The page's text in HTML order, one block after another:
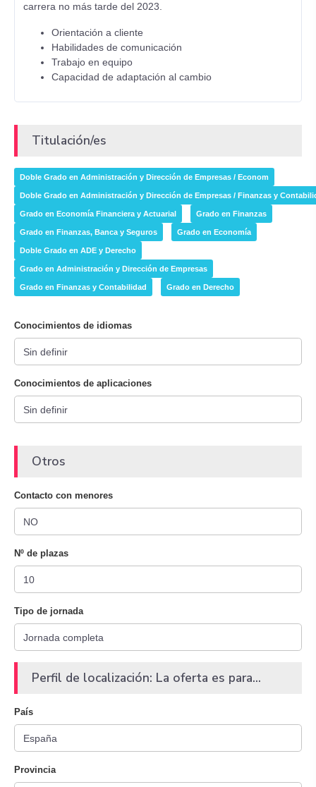
carrera no más tarde del 2023.
Orientación a cliente
Habilidades de comunicación
Trabajo en equipo
Capacidad de adaptación al cambio
Titulación/es
Doble Grado en Administración y Dirección de Empresas / Econom
Doble Grado en Administración y Dirección de Empresas / Finanzas y
Grado en Economía Financiera y Actuarial Grado en Finanzas
Grado en Finanzas, Banca y Seguros Grado en Economía
Doble Grado en ADE y Derecho
Grado en Administración y Dirección de Empresas
Grado en Finanzas y Contabilidad Grado en Derecho
Conocimientos de idiomas
Conocimientos de aplicaciones
Otros
Contacto con menores
Nº de plazas
Tipo de jornada
Perfil de localización: La oferta es para...
País
Provincia